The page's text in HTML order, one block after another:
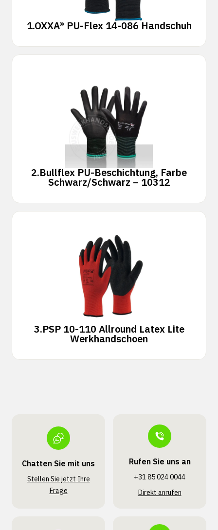
1.OXXA® PU-Flex 14-086 Handschuh
2.Bullflex PU-Beschichtung, Farbe
Schwarz/Schwarz – 10312
3.PSP 10-110 Allround Latex Lite
Werkhandschoen
Chatten Sie mit uns
Stellen Sie jetzt Ihre
Frage
Rufen Sie uns an
+31 85 024 0044
Direkt anrufen